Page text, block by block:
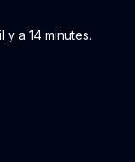
a 14 minutes.